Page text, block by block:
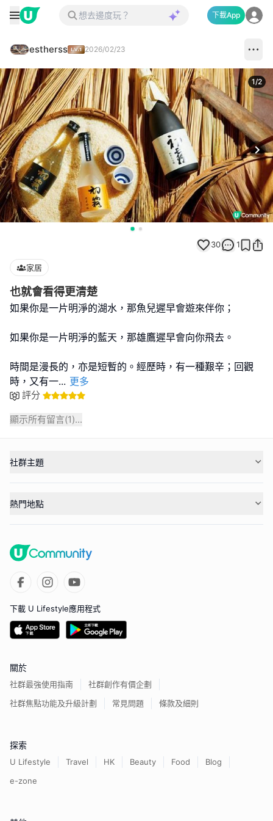
下載App
estherss 2026/02/23
1/2
30 1
家居
也就會看得更清楚
如果你是一片明淨的湖水，那魚兒遲早會遊來伴你；
如果你是一片明淨的藍天，那雄鷹遲早會向你飛去。
時間是漫長的，亦是短暫的。經歷時，有一種艱辛；回觀
時，又有一... 更多
評分
顯示所有留言(1)...
社群主題
熱門地點
下載 U Lifestyle應用程式
關於
社群最強使用指南
社群創作有價企劃
社群焦點功能及升級計劃
常見問題 條款及細則
探索
U Lifestyle Travel HK Beauty Food
Blog
e-zone